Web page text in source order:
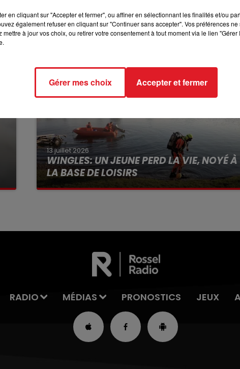
13 juillet 2026
WINGLES: UN JEUNE PERD LA VIE, NOYÉ À
LA BASE DE LOISIRS
La victime a coulé à pic
RADIO MÉDIAS PRONOSTICS JEUX
en cliquant sur "Accepter et fermer", ou affiner en sélectionnant les finalités et/ou
également refuser en cliquant sur "Continuer sans accepter". Vos préférences
mettre à jour vos choix, ou retirer votre consentement à tout moment via le lien
Gérer mes choix Accepter et fermer